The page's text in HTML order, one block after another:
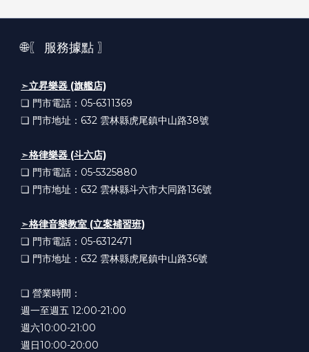
🌐〖 服務據點 〗
➣立昇樂器 (旗艦店)
❏ 門市電話：05-6311369
❏ 門市地址：632 雲林縣虎尾鎮中山路38號
➣格律樂器 (斗六店)
❏ 門市電話：05-5325880
❏ 門市地址：632 雲林縣斗六市大同路136號
➣格律音樂教室 (立案補習班)
❏ 門市電話：05-6312471
❏ 門市地址：632 雲林縣虎尾鎮中山路36號
❏ 營業時間：
週一至週五 12:00-21:00
週六10:00-21:00
週日10:00-20:00